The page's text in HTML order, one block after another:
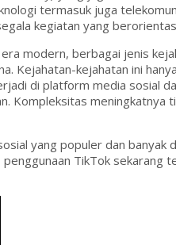
termasuk juga
kegiatan yang
modern, berbagai jenis
Kejahatan-kejahatan ini
di platform media sosial
Kompleksitas
yang populer dan banyak
TikTok